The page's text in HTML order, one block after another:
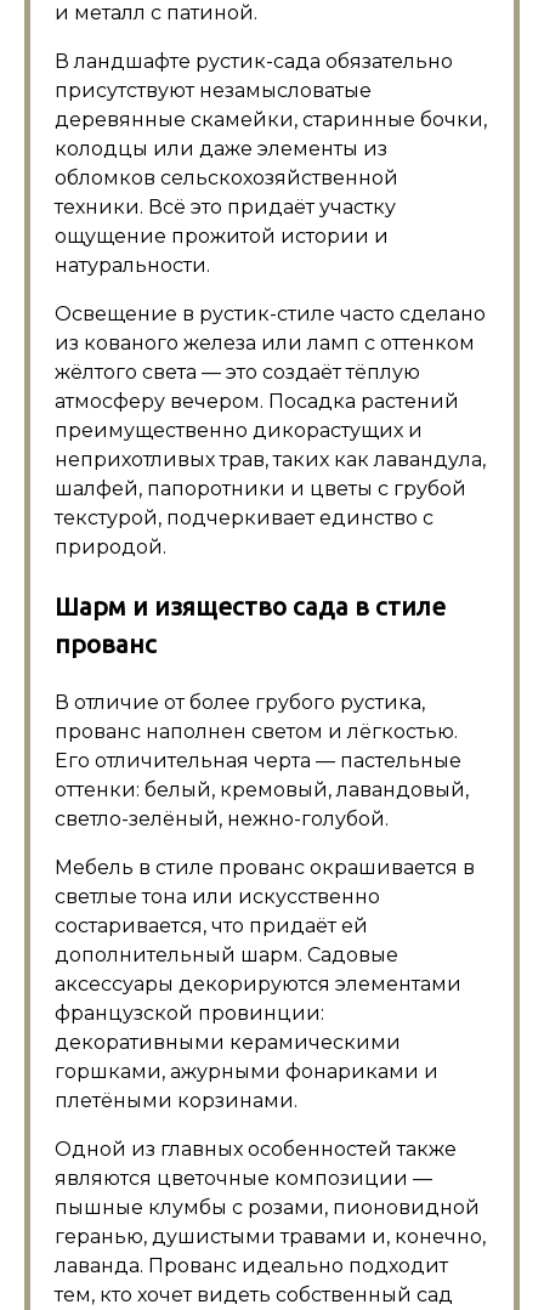
и металл с патиной.
В ландшафте рустик-сада обязательно
присутствуют незамысловатые
деревянные скамейки, старинные бочки,
колодцы или даже элементы из
обломков сельскохозяйственной
техники. Всё это придаёт участку
ощущение прожитой истории и
натуральности.
Освещение в рустик-стиле часто сделано
из кованого железа или ламп с оттенком
жёлтого света — это создаёт тёплую
атмосферу вечером. Посадка растений
преимущественно дикорастущих и
неприхотливых трав, таких как лавандула,
шалфей, папоротники и цветы с грубой
текстурой, подчеркивает единство с
природой.
Шарм и изящество сада в стиле
прованс
В отличие от более грубого рустика,
прованс наполнен светом и лёгкостью.
Его отличительная черта — пастельные
оттенки: белый, кремовый, лавандовый,
светло-зелёный, нежно-голубой.
Мебель в стиле прованс окрашивается в
светлые тона или искусственно
состаривается, что придаёт ей
дополнительный шарм. Садовые
аксессуары декорируются элементами
французской провинции:
декоративными керамическими
горшками, ажурными фонариками и
плетёными корзинами.
Одной из главных особенностей также
являются цветочные композиции —
пышные клумбы с розами, пионовидной
геранью, душистыми травами и, конечно,
лаванда. Прованс идеально подходит
тем, кто хочет видеть собственный сад